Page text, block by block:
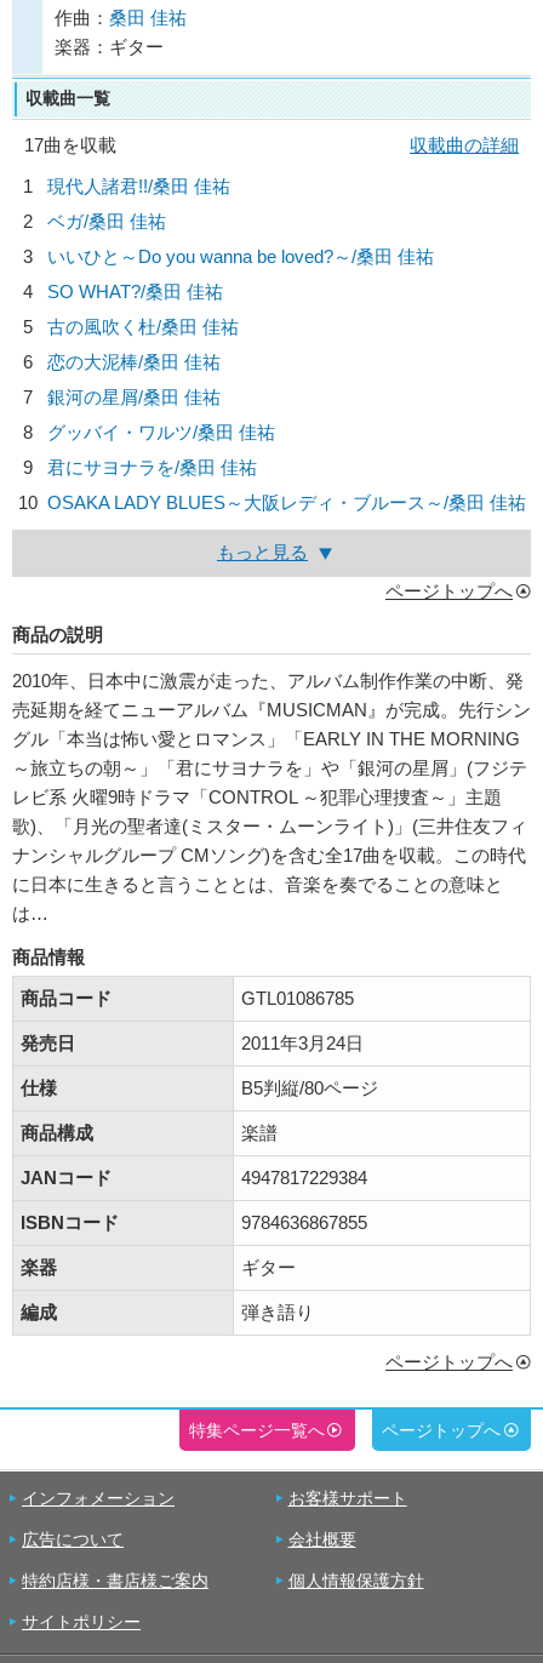
作曲： 桑田 佳祐
楽器：ギター
収載曲一覧
17曲を収載
収載曲の詳細
1
現代人諸君!!/桑田 佳祐
2
ベガ/桑田 佳祐
3
いいひと～Do you wanna be loved?～/桑田 佳祐
4
SO WHAT?/桑田 佳祐
5
古の風吹く杜/桑田 佳祐
6
恋の大泥棒/桑田 佳祐
7
銀河の星屑/桑田 佳祐
8
グッバイ・ワルツ/桑田 佳祐
9
君にサヨナラを/桑田 佳祐
10 OSAKA LADY BLUES～大阪レディ・ブルース～/桑田 佳祐
もっと見る
ページトップへ
商品の説明
2010年、日本中に激震が走った、アルバム制作作業の中断、発
売延期を経てニューアルバム『MUSICMAN』が完成。先行シン
グル「本当は怖い愛とロマンス」「EARLY IN THE MORNING
～旅立ちの朝～」「君にサヨナラを」や「銀河の星屑」(フジテ
レビ系 火曜9時ドラマ「CONTROL ～犯罪心理捜査～」主題
歌)、「月光の聖者達(ミスター・ムーンライト)」(三井住友フィ
ナンシャルグループ CMソング)を含む全17曲を収載。この時代
に日本に生きると言うこととは、音楽を奏でることの意味と
は…
商品情報
商品コード
GTL01086785
発売日 2011年3月24日
仕様 B5判縦/80ページ
商品構成 楽譜
JANコード 4947817229384
ISBNコード 9784636867855
楽器 ギター
編成 弾き語り
ページトップへ
特集ページ一覧へ ページトップへ
インフォメーション お客様サポート
広告について 会社概要
特約店様・書店様ご案内 個人情報保護方針
サイトポリシー